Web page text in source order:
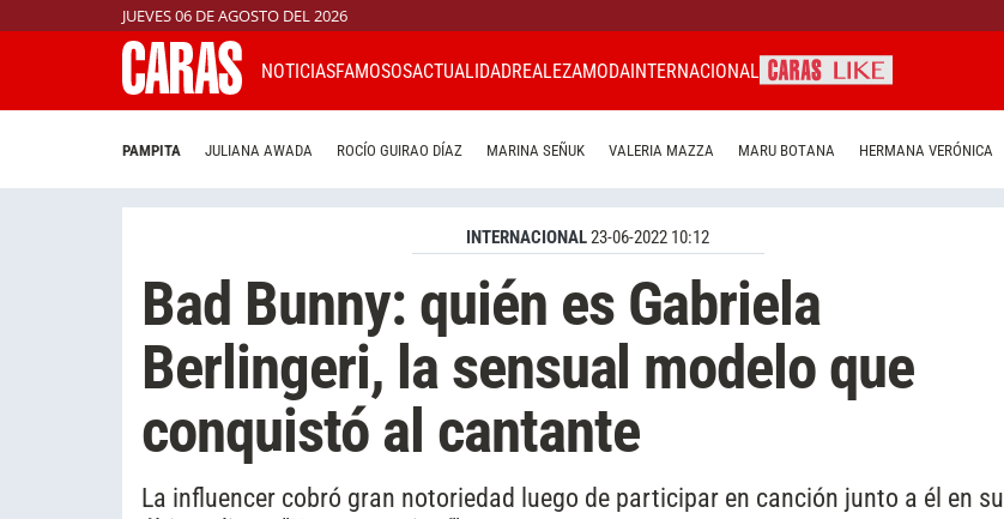
JUEVES 06 DE AGOSTO DEL 2026
NOTICIASFAMOSOSACTUALIDADREALEZAMODAINTERNACIONAL
PAMPITA JULIANA AWADA ROCÍO GUIRAO DÍAZ MARINA SEÑUK VALERIA MAZZA MARU BOTANA HERMANA VERÓNICA
INTERNACIONAL23-06-2022 10:12
Bad Bunny: quién es Gabriela
Berlingeri, la sensual modelo que
conquistó al cantante
La influencer cobró gran notoriedad luego de participar en canción junto a él en su